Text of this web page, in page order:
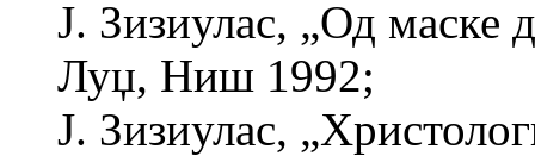
Ј. Зизиулас, „Од маске
Луџ, Ниш 1992;
Ј. Зизиулас,